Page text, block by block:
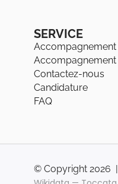
SERVICE
Accompagnement
Accompagnement
Contactez-nous
Candidature
FAQ
© Copyright 2026